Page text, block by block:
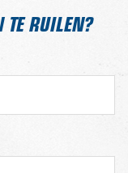
TE RUILEN?